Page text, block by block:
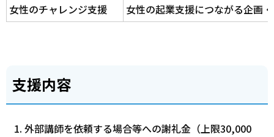
女性のチャレンジ支援
女性の起業支援につながる企画
支援内容
外部講師を依頼する場合等への謝礼金（上限30,000